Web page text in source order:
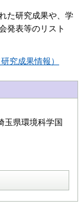
た研究成果や、学
発表等のリスト
究成果情報）
玉県環境科学国